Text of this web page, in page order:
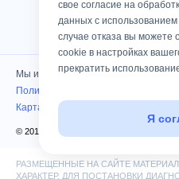
Мы используем cookies
Политика конфиденциальности
Карта сайта
© 2010 — 2026 Клиника «Консилиум».
РАЗМЕЩЕННЫЕ НА САЙТЕ
ХАРАКТЕР. ДЛЯ ПОСТАНОВКИ
свое согласие на
данных с
случае отказа вы можете
cookie в настройках
прекратить
Я